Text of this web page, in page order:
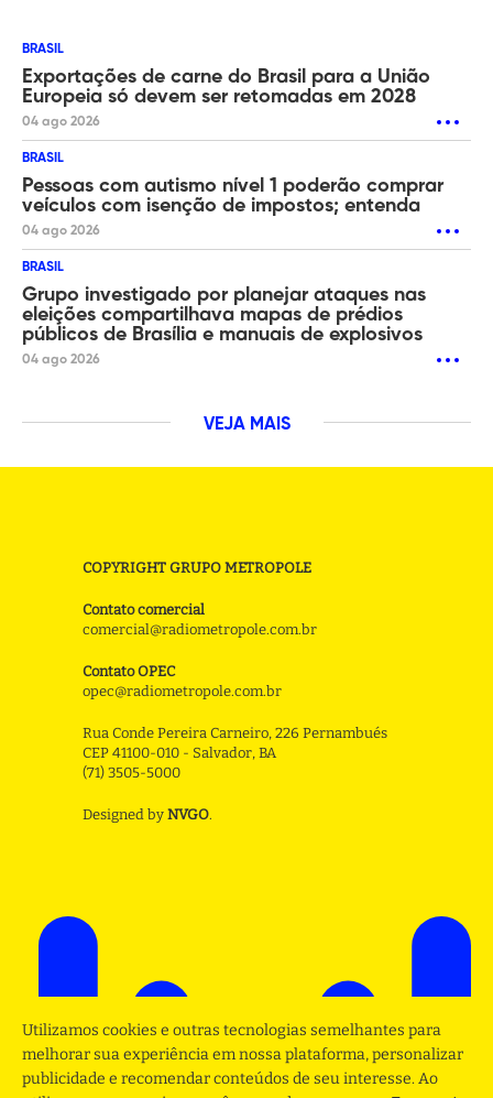
BRASIL
Exportações de carne do Brasil para a União
Europeia só devem ser retomadas em 2028
04 ago 2026
BRASIL
Pessoas com autismo nível 1 poderão comprar
veículos com isenção de impostos; entenda
04 ago 2026
BRASIL
Grupo investigado por planejar ataques nas
eleições compartilhava mapas de prédios
públicos de Brasília e manuais de explosivos
04 ago 2026
VEJA MAIS
COPYRIGHT GRUPO METROPOLE
Contato comercial
comercial@radiometropole.com.br
Contato OPEC
opec@radiometropole.com.br
Rua Conde Pereira Carneiro, 226 Pernambués
CEP 41100-010 - Salvador, BA
(71) 3505-5000
Designed by NVGO.
Utilizamos cookies e outras tecnologias semelhantes para
melhorar sua experiência em nossa plataforma, personalizar
publicidade e recomendar conteúdos de seu interesse. Ao